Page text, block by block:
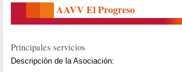
AAVV El Progreso
Principales servicios
Descripción de la Asociación: